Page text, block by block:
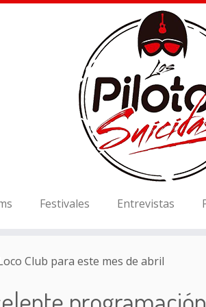
Festivales Entrevistas
Club para este mes de abril